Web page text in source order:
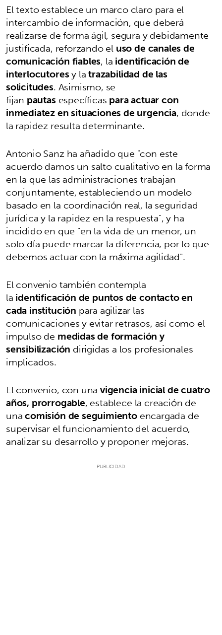
El texto establece un marco claro para el
intercambio de información, que deberá
realizarse de forma ágil, segura y debidamente
justificada, reforzando eluso de canales de
comunicación fiables, laidentificación de
interlocutoresy latrazabilidad de las
solicitudes. Asimismo, se
fijan pautas específicaspara actuar con
inmediatez en situaciones de urgencia, donde
la rapidez resulta determinante.
Antonio Sanz ha añadido que "con este
acuerdo damos un salto cualitativo en la forma
en la que las administraciones trabajan
conjuntamente, estableciendo un modelo
basado en la coordinación real, la seguridad
jurídica y la rapidez en la respuesta", y ha
incidido en que "en la vida de un menor, un
solo día puede marcar la diferencia, por lo que
debemos actuar con la máxima agilidad".
El convenio también contempla
laidentificación de puntos de contacto en
cada institución para agilizar las
comunicaciones y evitar retrasos, así como el
impulso de medidas de formación y
sensibilización dirigidas a los profesionales
implicados.
El convenio, con unavigencia inicial de cuatro
años, prorrogable, establece la creación de
unacomisión de seguimientoencargada de
supervisar el funcionamiento del acuerdo,
analizar su desarrollo y proponer mejoras.